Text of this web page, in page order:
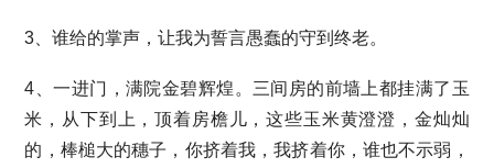
3、谁给的掌声，让我为誓言愚蠢的守到终老。
4、一进门，满院金碧辉煌。三间房的前墙上都挂满了玉
米，从下到上，顶着房檐儿，这些玉米黄澄澄，金灿灿
的，棒槌大的穗子，你挤着我，我挤着你，谁也不示弱，